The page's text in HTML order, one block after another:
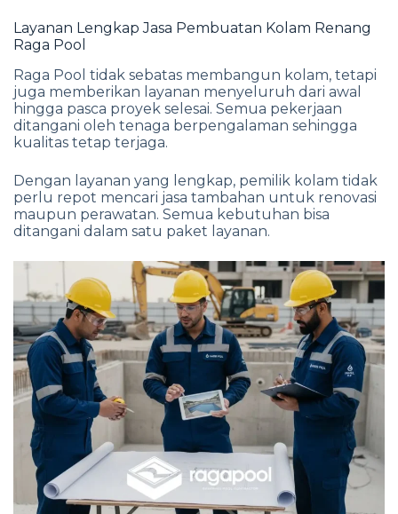
Layanan Lengkap Jasa Pembuatan Kolam Renang
Raga Pool
Raga Pool tidak sebatas membangun kolam, tetapi
juga memberikan layanan menyeluruh dari awal
hingga pasca proyek selesai. Semua pekerjaan
ditangani oleh tenaga berpengalaman sehingga
kualitas tetap terjaga.
Dengan layanan yang lengkap, pemilik kolam tidak
perlu repot mencari jasa tambahan untuk renovasi
maupun perawatan. Semua kebutuhan bisa
ditangani dalam satu paket layanan.